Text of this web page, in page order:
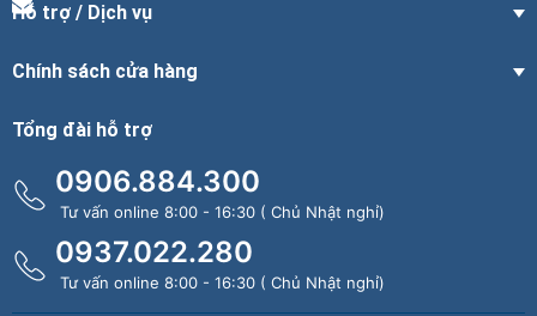
Hỗ trợ / Dịch vụ
Chính sách cửa hàng
Tổng đài hỗ trợ
0906.884.300
Tư vấn online 8:00 - 16:30 ( Chủ Nhật nghỉ)
0937.022.280
Tư vấn online 8:00 - 16:30 ( Chủ Nhật nghỉ)